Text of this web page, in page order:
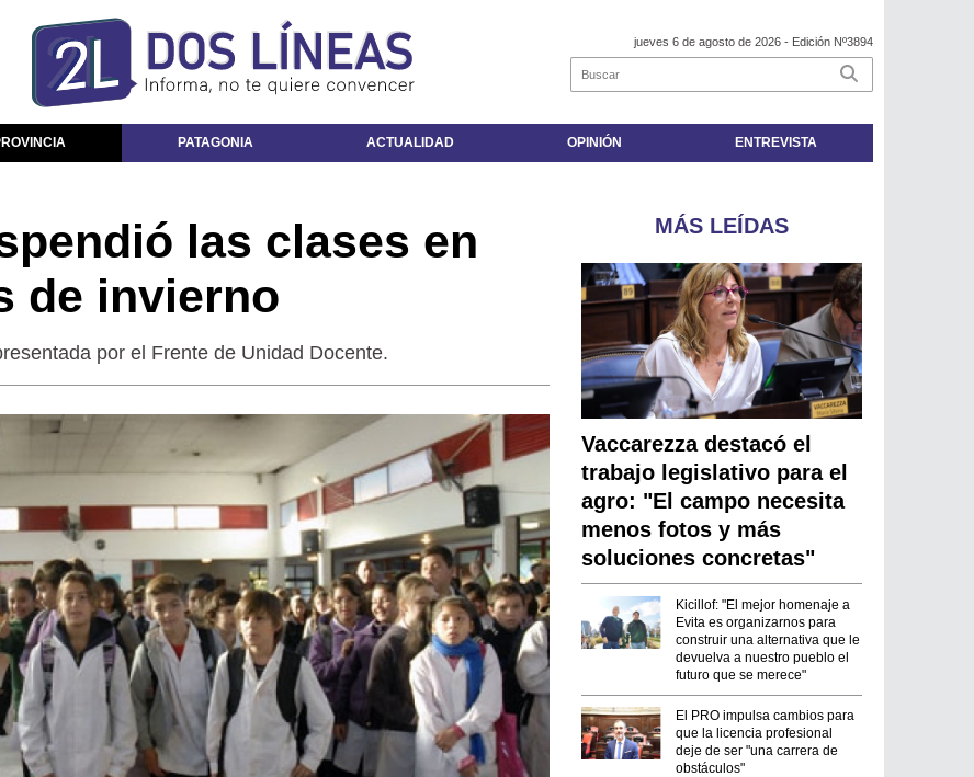
jueves 6 de agosto de 2026 - Edición Nº3894
PATAGONIA ACTUALIDAD OPINIÓN ENTREVISTA
las clases en
de invierno
por el Frente de Unidad Docente.
MÁS LEÍDAS
Vaccarezza destacó el
trabajo legislativo para el
agro: "El campo necesita
menos fotos y más
soluciones concretas"
Kicillof: "El mejor homenaje a
Evita es organizarnos para
construir una alternativa que le
devuelva a nuestro pueblo el
futuro que se merece"
El PRO impulsa cambios para
que la licencia profesional
deje de ser "una carrera de
obstáculos"